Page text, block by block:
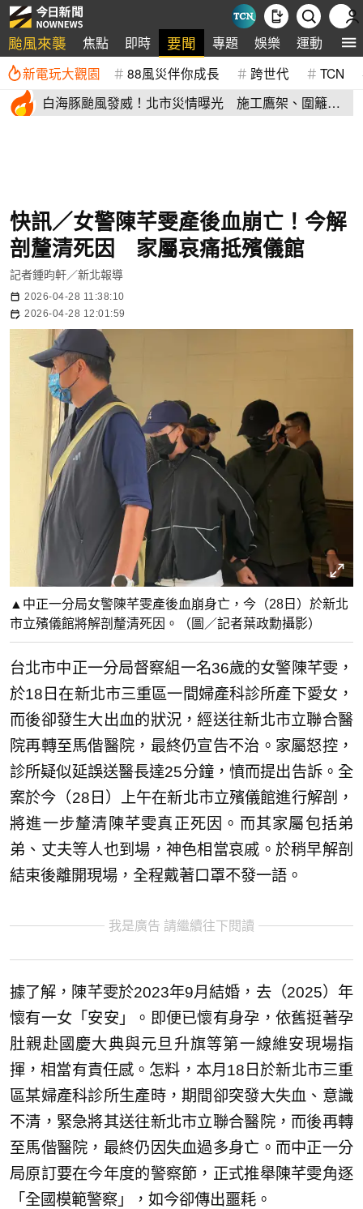
颱風來襲 焦點 即時 要聞 專題 娛樂 運動 全
新電玩大觀園 88風災伴你成長 跨世代 TCN
白海豚颱風發威！北市災情曝光 施工鷹架、圍籬倒
快訊／女警陳芊雯產後血崩亡！今解
剖釐清死因 家屬哀痛抵殯儀館
記者鍾昀軒／新北報導
2026-04-28 11:38:10
2026-04-28 12:01:59
▲中正一分局女警陳芊雯產後血崩身亡，今（28日）於新北
市立殯儀館將解剖釐清死因。（圖／記者葉政勳攝影）
台北市中正一分局督察組一名36歲的女警陳芊雯，
於18日在新北市三重區一間婦產科診所產下愛女，
而後卻發生大出血的狀況，經送往新北市立聯合醫
院再轉至馬偕醫院，最終仍宣告不治。家屬怒控，
診所疑似延誤送醫長達25分鐘，憤而提出告訴。全
案於今（28日）上午在新北市立殯儀館進行解剖，
將進一步釐清陳芊雯真正死因。而其家屬包括弟
弟、丈夫等人也到場，神色相當哀戚。於稍早解剖
結束後離開現場，全程戴著口罩不發一語。
我是廣告 請繼續往下閱讀
據了解，陳芊雯於2023年9月結婚，去（2025）年
懷有一女「安安」。即便已懷有身孕，依舊挺著孕
肚親赴國慶大典與元旦升旗等第一線維安現場指
揮，相當有責任感。怎料，本月18日於新北市三重
區某婦產科診所生產時，期間卻突發大失血、意識
不清，緊急將其送往新北市立聯合醫院，而後再轉
至馬偕醫院，最終仍因失血過多身亡。而中正一分
局原訂要在今年度的警察節，正式推舉陳芊雯角逐
「全國模範警察」，如今卻傳出噩耗。